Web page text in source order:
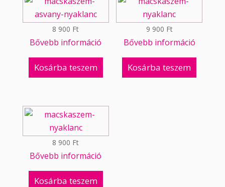
8 900 Ft
Bővebb információ
Kosárba teszem
9 900 Ft
Bővebb információ
Kosárba teszem
8 900 Ft
Bővebb információ
Kosárba teszem